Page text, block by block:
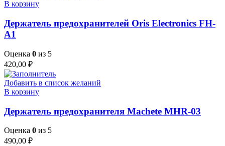
В корзину
Держатель предохранителей Oris Electronics FH-
A1
Оценка 0 из 5
420,00 ₽
Добавить в список желаний
В корзину
Держатель предохранителя Machete MHR-03
Оценка 0 из 5
490,00 ₽